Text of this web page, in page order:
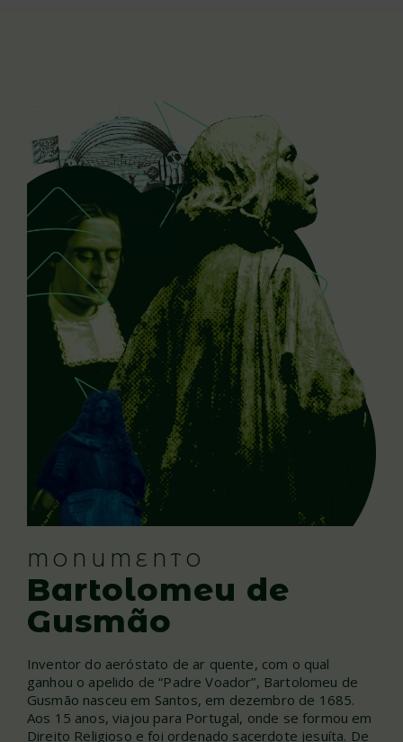
MONUMENTO
Bartolomeu de
Gusmão
Inventor do aeróstato de ar quente, com o qual
ganhou o apelido de “Padre Voador”, Bartolomeu de
Gusmão nasceu em Santos, em dezembro de 1685.
Aos 15 anos, viajou para Portugal, onde se formou em
Direito Religioso e foi ordenado sacerdote jesuíta. De